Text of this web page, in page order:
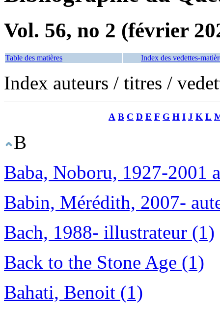
Vol. 56, no 2 (février
Table des matières Index des vedettes-
Index auteurs / titres /
A B C D E F G H I J K L
B
Baba, Noboru, 1927-2001
Babin, Mérédith, 2007-
Bach, 1988- illustrateur (1)
Back to the Stone Age (1)
Bahati, Benoit (1)